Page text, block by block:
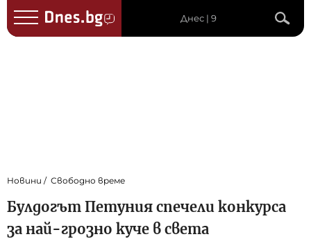
Днес | 9
Новини Свободно време
Булдогът Петуния спечели конкурса
за най-грозно куче в света